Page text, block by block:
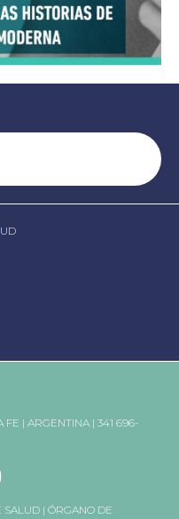
FE | ARGENTINA | 341 696-
SALUD | ÓRGANO DE